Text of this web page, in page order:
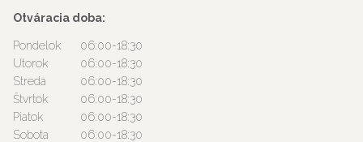
Otváracia doba:
Pondelok
06:00-18:30
Utorok
06:00-18:30
Streda
06:00-18:30
Štvrtok
06:00-18:30
Piatok
06:00-18:30
Sobota
06:00-18:30